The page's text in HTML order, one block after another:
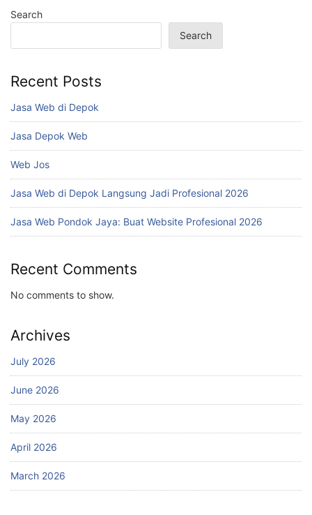
Search
Search
Recent Posts
Jasa Web di Depok
Jasa Depok Web
Web Jos
Jasa Web di Depok Langsung Jadi Profesional 2026
Jasa Web Pondok Jaya: Buat Website Profesional 2026
Recent Comments
No comments to show.
Archives
July 2026
June 2026
May 2026
April 2026
March 2026